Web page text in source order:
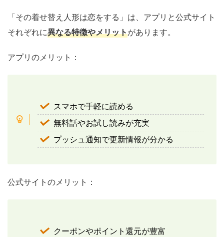
「その着せ替え人形は恋をする」は、アプリと公式サイト
それぞれに異なる特徴やメリットがあります。
アプリのメリット：
スマホで手軽に読める
無料話やお試し読みが充実
プッシュ通知で更新情報が分かる
公式サイトのメリット：
クーポンやポイント還元が豊富